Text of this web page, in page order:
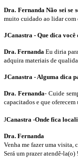
Dra. Fernanda Não sei se
muito cuidado ao lidar com
JCanastra - Que dica
Dra. Fernanda Eu diria
adquira materiais de
JCanastra - Alguma dica
Dra. Fernanda- Cuide
capacitados e que
JCanastra -Onde fica
Dra. Fernanda
Venha me fazer uma visita,
Será um prazer atendê-la(o) !